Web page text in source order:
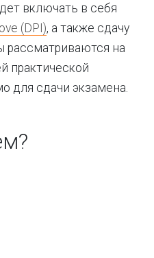
включать в себя
(DPI), а также сдачу
рассматриваются на
практической
для сдачи экзамена.